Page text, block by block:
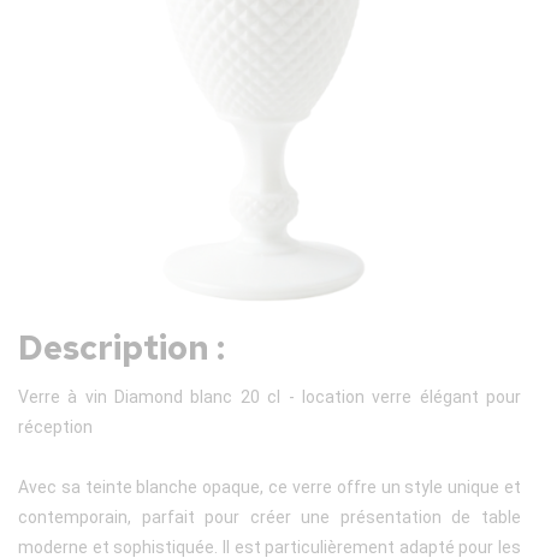
Description :
Verre à vin Diamond blanc 20 cl - location verre élégant pour
réception
Avec sa teinte blanche opaque, ce verre offre un style unique et
contemporain, parfait pour créer une présentation de table
moderne et sophistiquée. Il est particulièrement adapté pour les